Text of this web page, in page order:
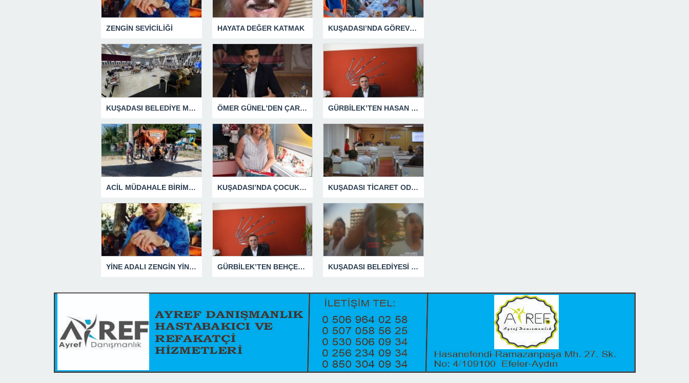
ZENGİN SEVİCİLİĞİ HAYATA DEĞER KATMAK KUŞADASI’NDA GÖREV ŞEHİTLERİ UNUTULMADI
KUŞADASI BELEDİYE MECLİSİ’NDEN ÖNEMLİ KARARLAR ÖMER GÜNEL’DEN ÇARPICI AÇIKLAMALAR GÜRBİLEK’TEN HASAN SARGIN’A YANIT GECİKMEDİ
ACİL MÜDAHALE BİRİMİ HİZMETİNİ SÜRDÜRÜYOR KUŞADASI’NDA ÇOCUKLUĞUN HATIRALARI OYUNCAK MÜZESİNDE HAYAT BULACAK KUŞADASI TİCARET ODASI TEMMUZ MECLİSİNDE YEREL İŞLETMELERE ANLAMLI DESTEK
YİNE ADALI ZENGİN YİNE BEN DEDİ GÜRBİLEK’TEN BEHÇET ALP’E SERT YANIT KUŞADASI BELEDİYESİ ZABITA MEMURUNU DARBEDEN DİLENCİ 2 KADIN TUTUKLANDI